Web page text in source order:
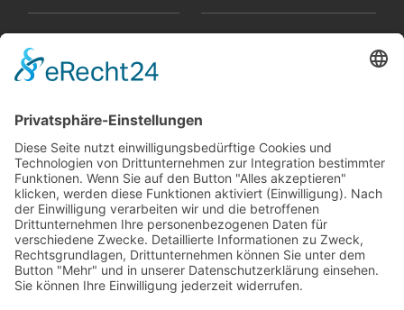
Hightech-Fertigung
Manufaktur
europlacHOUSE
Karriere
Booklet
SalesTools
green vibes
Auf dem Weg in eine
lebenswerte Zukunft